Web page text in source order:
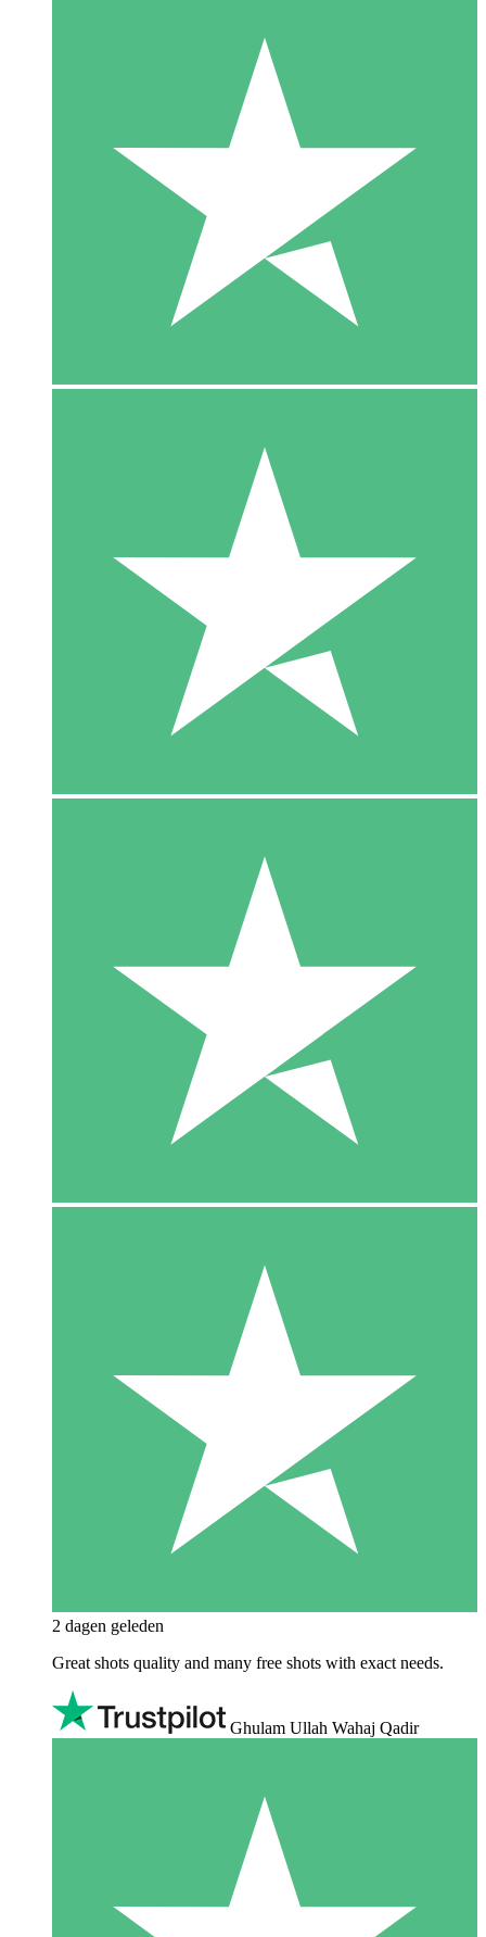
2 dagen geleden
Great shots quality and many free shots with exact needs.
Ghulam Ullah Wahaj Qadir